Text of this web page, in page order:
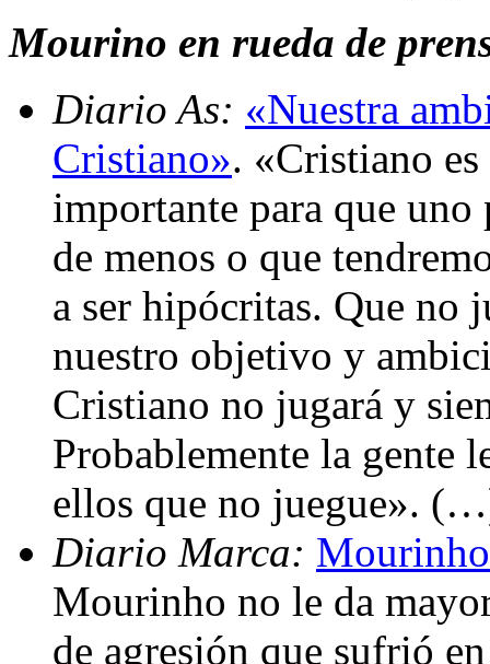
Mourino en rueda de
Diario As: «Nuestra
Cristiano». «Cristiano
importante para que uno
de menos o que
a ser hipócritas. Que no
nuestro objetivo y
Cristiano no jugará y
Probablemente la gente
ellos que no juegue».
Diario Marca:
Mourinho no le da
de agresión que sufrió